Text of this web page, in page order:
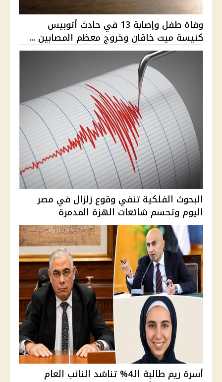
وفاة طفل وإصابة 13 في حادث أتوبيس
كنيسة ميت خاقان وخروج معظم المصابين ...
البحوث الفلكية تنفي وقوع زلزال في مصر
اليوم وتحسم شائعات الهزة المدمرة
أسرة ريم طالبة الـ4% تناشد النائب العام